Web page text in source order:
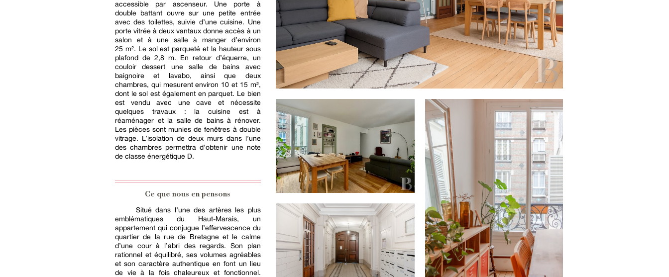
accessible par ascenseur. Une porte à
double battant ouvre sur une petite entrée
avec des toilettes, suivie d’une cuisine. Une
porte vitrée à deux vantaux donne accès à un
salon et à une salle à manger d’environ
25 m². Le sol est parqueté et la hauteur sous
plafond de 2,8 m. En retour d’équerre, un
couloir dessert une salle de bains avec
baignoire et lavabo, ainsi que deux
chambres, qui mesurent environ 10 et 15 m²,
dont le sol est également en parquet. Le bien
est vendu avec une cave et nécessite
quelques travaux : la cuisine est à
réaménager et la salle de bains à rénover.
Les pièces sont munies de fenêtres à double
vitrage. L’isolation de deux murs dans l’une
des chambres permettra d’obtenir une note
de classe énergétique D.
Ce que nous en pensons
Situé dans l’une des artères les plus
emblématiques du Haut-Marais, un
appartement qui conjugue l’effervescence du
quartier de la rue de Bretagne et le calme
d’une cour à l’abri des regards. Son plan
rationnel et équilibré, ses volumes agréables
et son caractère authentique en font un lieu
de vie à la fois chaleureux et fonctionnel.